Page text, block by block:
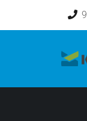
[elementor-template